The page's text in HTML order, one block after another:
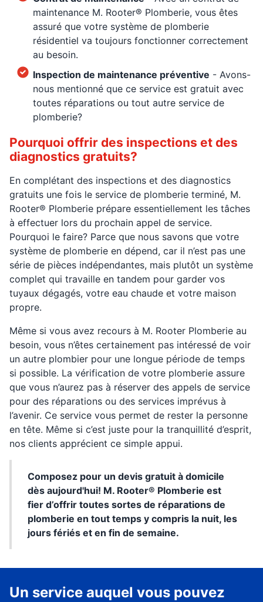
maintenance M. Rooter® Plomberie, vous êtes
assuré que votre système de plomberie
résidentiel va toujours fonctionner correctement
au besoin.
Inspection de maintenance préventive - Avons-
nous mentionné que ce service est gratuit avec
toutes réparations ou tout autre service de
plomberie?
Pourquoi offrir des inspections et des
diagnostics gratuits?
En complétant des inspections et des diagnostics
gratuits une fois le service de plomberie terminé, M.
Rooter® Plomberie prépare essentiellement les tâches
à effectuer lors du prochain appel de service.
Pourquoi le faire? Parce que nous savons que votre
système de plomberie en dépend, car il n’est pas une
série de pièces indépendantes, mais plutôt un système
complet qui travaille en tandem pour garder vos
tuyaux dégagés, votre eau chaude et votre maison
propre.
Même si vous avez recours à M. Rooter Plomberie au
besoin, vous n’êtes certainement pas intéressé de voir
un autre plombier pour une longue période de temps
si possible. La vérification de votre plomberie assure
que vous n’aurez pas à réserver des appels de service
pour des réparations ou des services imprévus à
l’avenir. Ce service vous permet de rester la personne
en tête. Même si c’est juste pour la tranquillité d’esprit,
nos clients apprécient ce simple appui.
Composez pour un devis gratuit à domicile
dès aujourd'hui! M. Rooter® Plomberie est
fier d’offrir toutes sortes de réparations de
plomberie en tout temps y compris la nuit, les
jours fériés et en fin de semaine.
Un service auquel vous pouvez